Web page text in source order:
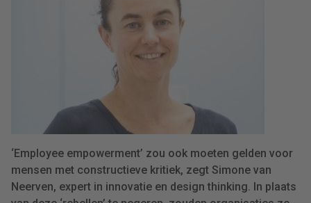
‘Employee empowerment’ zou ook moeten gelden voor
mensen met constructieve kritiek, zegt Simone van
Neerven, expert in innovatie en design thinking. In plaats